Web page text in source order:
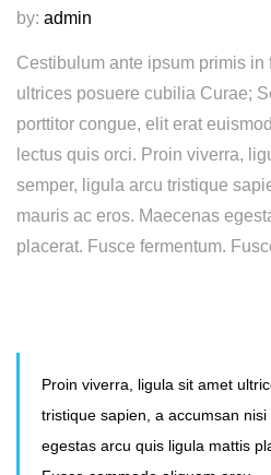
by: admin
Cestibulum ante ipsum primis in
ultrices posuere cubilia Curae;
porttitor congue, elit erat
lectus quis orci. Proin viverra,
semper, ligula arcu tristique
mauris ac eros. Maecenas
placerat. Fusce fermentum.
Proin viverra, ligula sit amet
tristique sapien, a accumsan
egestas arcu quis ligula mattis